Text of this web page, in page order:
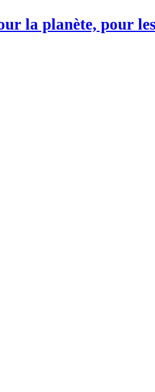
la planète, pour